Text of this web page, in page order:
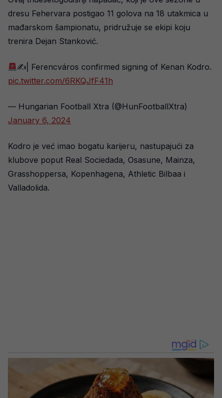
dresu Fehervara postigao 11 golova na 18 utakmica u
mađarskom šampionatu, pridružuje se ekipi koju
trenira Dejan Stanković.
✍ | Ferencváros confirmed signing of Kenan Kodro.
pic.twitter.com/6RKQJfF41h
— Hungarian Football Xtra (@HunFootballXtra)
January 6, 2024
Kodro je već imao bogatu karijeru, nastupajući za
klubove poput Real Sociedada, Osasune, Mainza,
Grasshoppersa, Kopenhagena, Athletic Bilbaa i
Valladolida.